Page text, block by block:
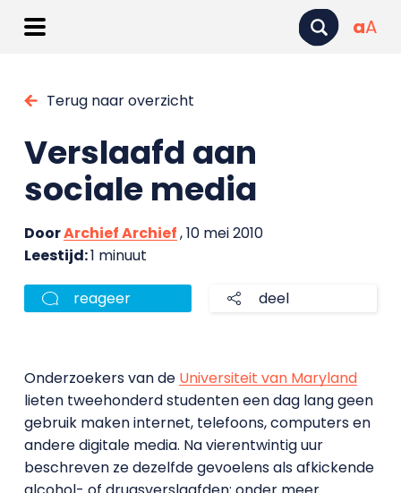
aA
Terug naar overzicht
Verslaafd aan
sociale media
DoorArchief Archief, 10 mei 2010
Leestijd:1 minuut
reageer deel
Onderzoekers van de Universiteit van Maryland
lieten tweehonderd studenten een dag lang geen
gebruik maken internet, telefoons, computers en
andere digitale media. Na vierentwintig uur
beschreven ze dezelfde gevoelens als afkickende